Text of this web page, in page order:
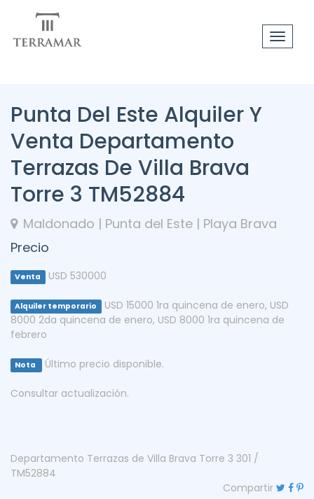
Toggle
Punta Del Este Alquiler Y
Venta Departamento
Terrazas De Villa Brava
Torre 3 TM52884
Maldonado | Punta del Este | Playa Brava
Precio
Venta USD 530000
Alquiler temporario USD 15000 1ra quincena de enero, USD
8000 2da quincena de enero, USD 8000 1ra quincena de
febrero
Nota Último precio disponible.
Consultar actualización.
Departamento Terrazas de Villa Brava Torre 3 301 /
TM52884
Compartir